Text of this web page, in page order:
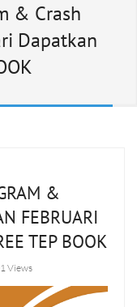
& Crash
Dapatkan
&
FEBRUARI
TEP BOOK
Views